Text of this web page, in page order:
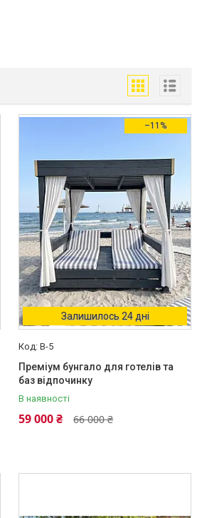
–11%
Залишилось 24 дні
B-5
Преміум бунгало для готелів та
баз відпочинку
В наявності
66 000 ₴
59 000 ₴